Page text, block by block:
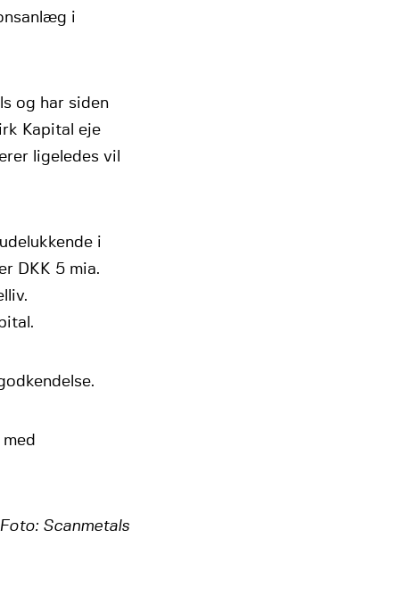
i
og har siden
Kapital eje
ligeledes vil
i
DKK 5 mia.
Foto: Scanmetals